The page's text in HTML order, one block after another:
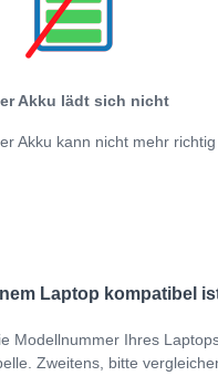
Akku lädt sich nicht
Akku kann nicht mehr
Laptop kompatibel
Ihres
Zweitens, bitte